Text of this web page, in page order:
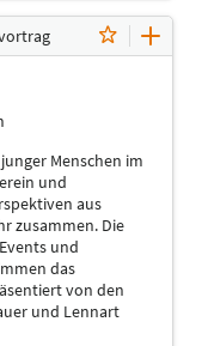
Menschen im
und
aus
zusammen. Die
und
das
von den
und Lennart